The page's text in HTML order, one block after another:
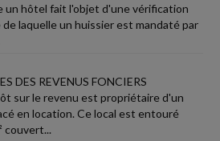
un hôtel fait l'objet d'une vérification
laquelle un huissier est mandaté par
DES REVENUS FONCIERS
sur le revenu est propriétaire d'un
en location. Ce local est entouré
couvert...